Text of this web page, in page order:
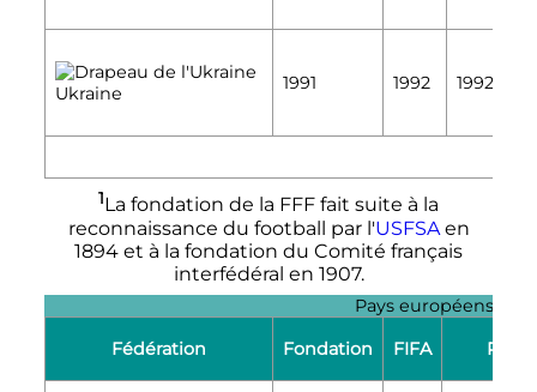
Ukraine 1991 1992 1992
1La fondation de la FFF fait suite à la
reconnaissance du football par l'USFSAen
1894 et à la fondation du Comité français
interfédéral en 1907.
Pays européens
Fédération
Fondation FIFA